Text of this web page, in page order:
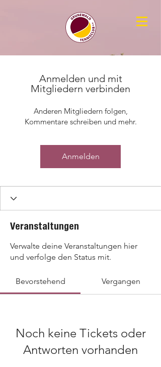
Anmelden und mit
Mitgliedern verbinden
Anderen Mitgliedern folgen,
Kommentare schreiben und mehr.
Anmelden
Veranstaltungen
Verwalte deine Veranstaltungen hier
und verfolge den Status mit.
Bevorstehend Vergangen
Noch keine Tickets oder
Antworten vorhanden